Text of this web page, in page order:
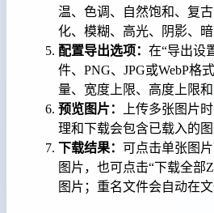
温、色调、自然饱和、复
化、模糊、高光、阴影、暗
配置导出选项： 在“导出设
件、PNG、JPG或WebP格
量、宽度上限、高度上限和
预览图片：
上传多张图片
理和下载会包含已载入的图
下载结果： 可点击单张图
图片，也可点击“下载全部
图片；重名文件会自动在